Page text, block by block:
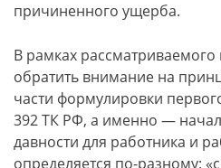
причиненного ущерба.
В рамках
обратить внимание на
части формулировки
392 ТК РФ, а именно —
давности для работника и
определяется по-разному: